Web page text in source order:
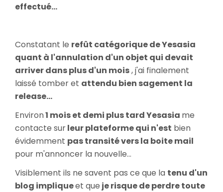
effectué...
Constatant le refût catégorique de Yesasia
quant à l'annulation d'un objet qui devait
arriver dans plus d'un mois, j'ai finalement
laissé tomber et attendu bien sagement la
release...
Environ1 mois et demi plus tard Yesasia me
contacte surleur plateforme qui n'est bien
évidemment pas transité vers la boite mail
pour m'annoncer la nouvelle...
Visiblement ils ne savent pas ce que la tenu d'un
blog impliqueet que je risque de perdre toute